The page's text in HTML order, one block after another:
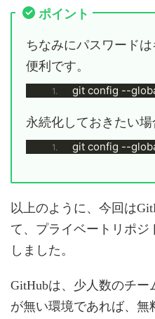
ポイント
ちなみにパスワード
便利です。
git config --
永続化しておきたい場
git config --
以上のように、今回は
て、プライベートリポジ
しました。
GitHubは、少人数のチ
が無い環境であれば、無